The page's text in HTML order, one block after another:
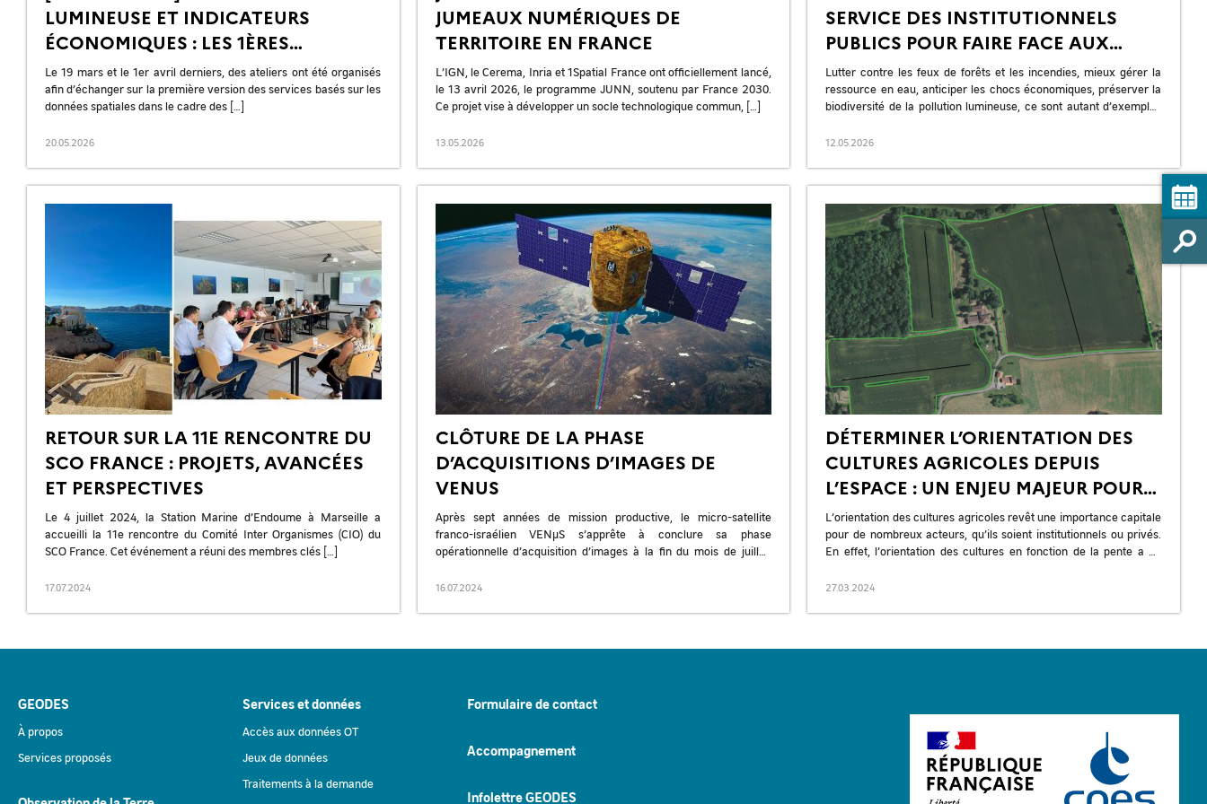
LUMINEUSE ET INDICATEURS
ÉCONOMIQUES : LES 1ÈRES
VERSIONS DES SERVICES DÉVOILÉS
Le 19 mars et le 1er avril derniers, des ateliers ont été organisés
afin d’échanger sur la première version des services basés sur les
données spatiales dans le cadre des […]
20.05.2026
JUMEAUX NUMÉRIQUES DE
TERRITOIRE EN FRANCE
L’IGN, le Cerema, Inria et 1Spatial France ont officiellement lancé,
le 13 avril 2026, le programme JUNN, soutenu par France 2030.
Ce projet vise à développer un socle technologique commun, […]
13.05.2026
SERVICE DES INSTITUTIONNELS
PUBLICS POUR FAIRE FACE AUX
ENJEUX DE NOS TERRITOIRES
GRÂCE AU PLAN FRANCE 2030
Lutter contre les feux de forêts et les incendies, mieux gérer la
ressource en eau, anticiper les chocs économiques, préserver la
biodiversité de la pollution lumineuse, ce sont autant d’exemples
12.05.2026
RETOUR SUR LA 11E RENCONTRE DU
SCO FRANCE : PROJETS, AVANCÉES
ET PERSPECTIVES
Le 4 juillet 2024, la Station Marine d’Endoume à Marseille a
accueilli la 11e rencontre du Comité Inter Organismes (CIO) du
SCO France. Cet événement a réuni des membres clés […]
17.07.2024
CLÔTURE DE LA PHASE
D’ACQUISITIONS D’IMAGES DE
VENUS
Après sept années de mission productive, le micro-satellite
franco-israélien VENµS s’apprête à conclure sa phase
opérationnelle d’acquisition d’images à la fin du mois de juillet.
16.07.2024
DÉTERMINER L’ORIENTATION DES
CULTURES AGRICOLES DEPUIS
L’ESPACE : UN ENJEU MAJEUR POUR
DE NOMBREUX ACTEURS
L’orientation des cultures agricoles revêt une importance capitale
pour de nombreux acteurs, qu’ils soient institutionnels ou privés.
En effet, l’orientation des cultures en fonction de la pente a un
27.03.2024
GEODES
À propos
Services proposés
Services et données
Accès aux données OT
Jeux de données
Traitements à la demande
Formulaire de contact
Accompagnement
Infolettre GEODES